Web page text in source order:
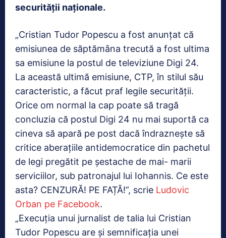
securității naționale.
„Cristian Tudor Popescu a fost anunțat că
emisiunea de săptămâna trecută a fost ultima
sa emisiune la postul de televiziune Digi 24.
La această ultimă emisiune, CTP, în stilul său
caracteristic, a făcut praf legile securității.
Orice om normal la cap poate să tragă
concluzia că postul Digi 24 nu mai suportă ca
cineva să apară pe post dacă îndraznește să
critice aberațiile antidemocratice din pachetul
de legi pregătit pe șestache de mai- marii
serviciilor, sub patronajul lui Iohannis. Ce este
asta? CENZURĂ! PE FAȚĂ!”, scrie Ludovic
Orban pe Facebook.
„Execuția unui jurnalist de talia lui Cristian
Tudor Popescu are și semnificația unei